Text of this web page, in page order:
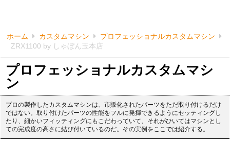
ホーム カスタムマシン
プロフェッショナルカスタムマシン
ZRX1100 by しゃぼん玉本店
プロフェッショナルカスタムマシ
ン
プロの製作したカスタムマシンは、市販化されたパーツをただ取り付けるだけ
ではない。取り付けたパーツの性能をフルに発揮できるようにセッティングし
たり、細かいフィッティングにもこだわっていて、それがひいてはマシンとし
ての完成度の高さに結び付いているのだ。その実例をここでは紹介する。